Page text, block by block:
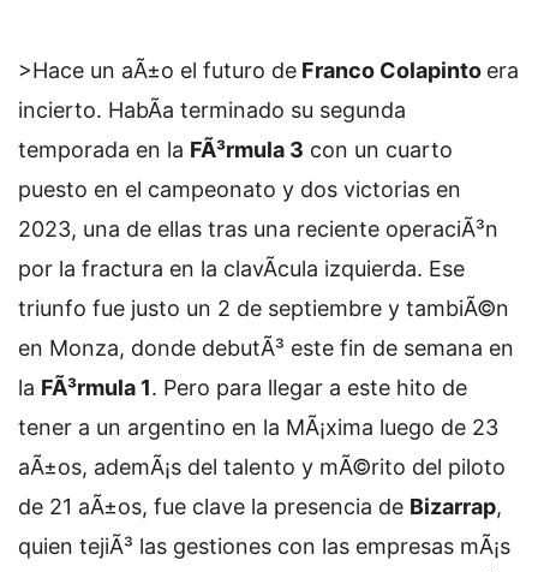
>Hace un aÃ±o el futuro de Franco Colapinto era
incierto. HabÃ­a terminado su segunda
temporada en la FÃ³rmula 3 con un cuarto
puesto en el campeonato y dos victorias en
2023, una de ellas tras una reciente operaciÃ³n
por la fractura en la clavÃ­cula izquierda. Ese
triunfo fue justo un 2 de septiembre y tambiÃ©n
en Monza, donde debutÃ³ este fin de semana en
la FÃ³rmula 1. Pero para llegar a este hito de
tener a un argentino en la MÃ¡xima luego de 23
aÃ±os, ademÃ¡s del talento y mÃ©rito del piloto
de 21 aÃ±os, fue clave la presencia de Bizarrap,
quien tejiÃ³ las gestiones con las empresas mÃ¡s